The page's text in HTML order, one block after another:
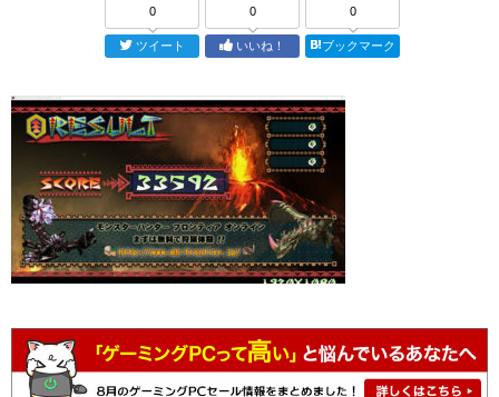
0
ツイート
0
いいね！
0
ブックマーク